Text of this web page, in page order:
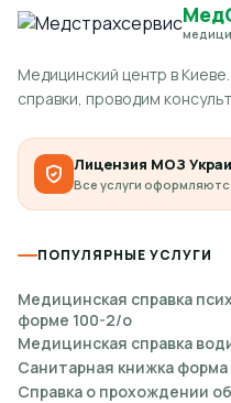
Медицинский центр в
справки, проводим
Лицензия МОЗ
Все услуги
ПОПУЛЯРНЫЕ УСЛУГИ
Медицинская справка
форме 100-2/о
Медицинская справка
Санитарная книжка
Справка о прохождении